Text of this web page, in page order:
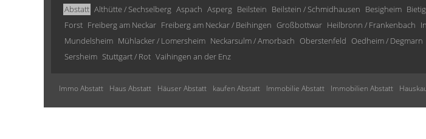
Abstatt Althütte / Sechselberg Aspach Asperg Beilstein Beilstein / Schmidhausen Besigheim
Forst Freiberg am Neckar Freiberg am Neckar / Beihingen Großbottwar Heilbronn / Frankenbach
Mundelsheim Mühlacker / Lomersheim Neckarsulm / Amorbach Oberstenfeld Oedheim / Degmarn
Sersheim Stuttgart / Rot Vaihingen an der Enz
Immo Abstatt Haus Abstatt Häuser Abstatt kaufen Abstatt Immobilie Abstatt Immobilien Abstatt